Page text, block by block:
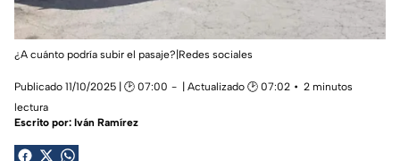
¿A cuánto podría subir el pasaje?|Redes sociales
Publicado 11/10/2025 | 🕑 07:00 | Actualizado 🕑 07:02
2 minutos
lectura
Escrito por: Iván Ramírez